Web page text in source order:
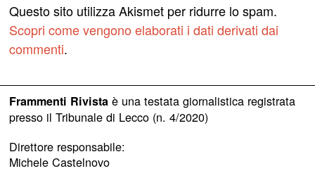
Questo sito utilizza Akismet per ridurre lo spam.
Scopri come vengono elaborati i dati derivati dai
commenti.
Frammenti Rivistaè una testata giornalistica registrata
presso il Tribunale di Lecco (n. 4/2020)
Direttore responsabile:
Michele Castelnovo